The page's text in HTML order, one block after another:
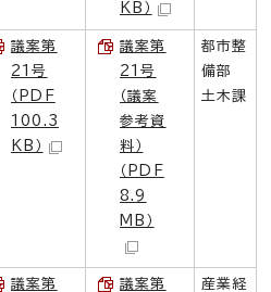
KB）
議案第
21号
（PDF
100.3
KB）
議案第
21号
（議案
参考資
料）
（PDF
8.9
MB）
都市整
備部
土木課
議案第
議案第
産業経